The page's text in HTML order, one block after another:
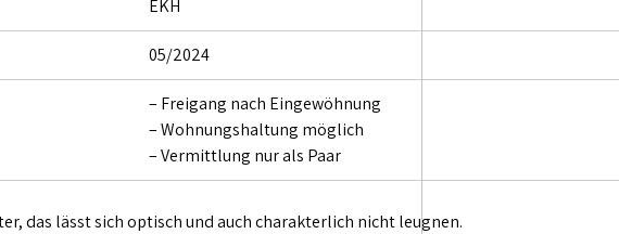
EKH
05/2024
– Freigang nach Eingewöhnung
– Wohnungshaltung möglich
– Vermittlung nur als Paar
das lässt sich optisch und auch charakterlich nicht leugnen.